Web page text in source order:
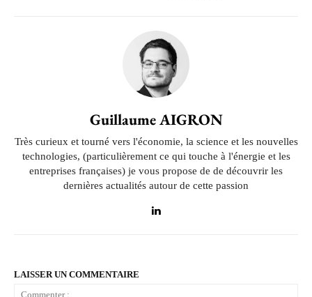
Guillaume AIGRON
Très curieux et tourné vers l'économie, la science et les nouvelles
technologies, (particulièrement ce qui touche à l'énergie et les
entreprises françaises) je vous propose de de découvrir les
dernières actualités autour de cette passion
LAISSER UN COMMENTAIRE